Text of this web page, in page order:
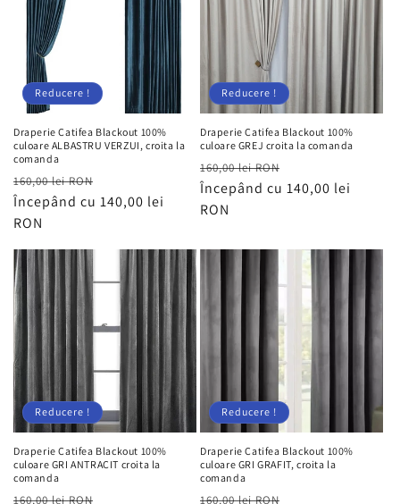
Reducere !
Draperie Catifea Blackout 100%
culoare ALBASTRU VERZUI, croita la
comanda
Preț
obișnuit
160,00 lei RON
redus
Începând cu 140,00 lei
RON
Reducere !
Draperie Catifea Blackout 100%
culoare GREJ croita la comanda
Preț
obișnuit
160,00 lei RON
redus
Începând cu 140,00 lei
RON
Reducere !
Draperie Catifea Blackout 100%
culoare GRI ANTRACIT croita la
comanda
Preț
160,00 lei RON
Reducere !
Draperie Catifea Blackout 100%
culoare GRI GRAFIT, croita la
comanda
Preț
160,00 lei RON